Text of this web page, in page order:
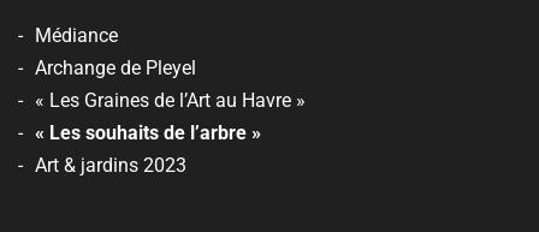
Médiance
Archange de Pleyel
« Les Graines de l’Art au Havre »
« Les souhaits de l’arbre »
Art & jardins 2023